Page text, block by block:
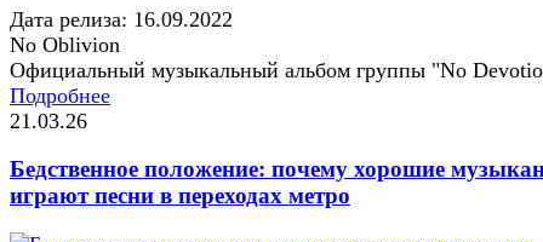
Дата релиза: 16.09.2022
No Oblivion
Официальный музыкальный альбом группы "No
Подробнее
21.03.26
Бедственное положение: почему хорошие
играют песни в переходах метро